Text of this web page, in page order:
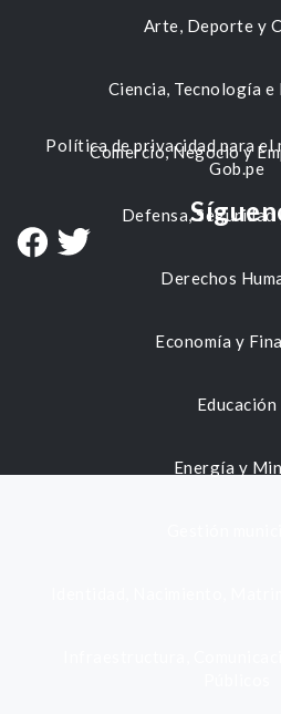
Arte, Deporte y
Ciencia, Tecnología e
Comercio, Negocio y
Defensa, Seguridad
Derechos
Economía y
Educación
Energía y
Política de privacidad para el
Gob.pe